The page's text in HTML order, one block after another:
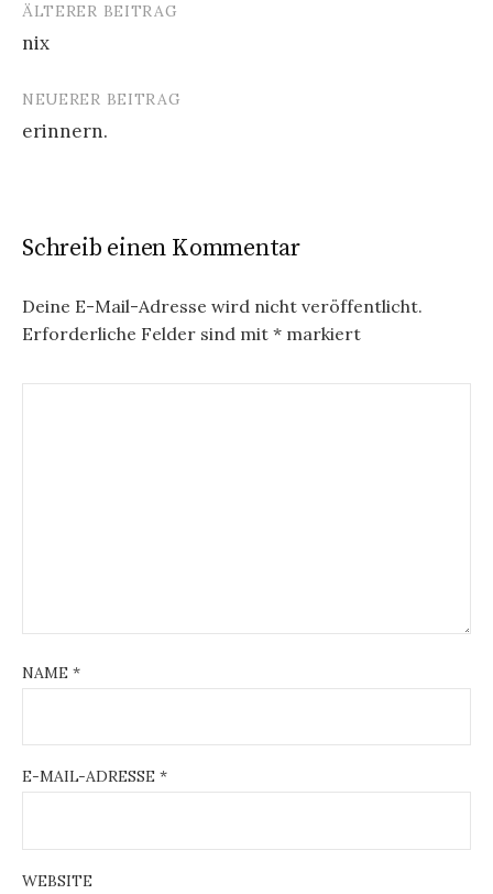
Beitrags-
Navigation
ÄLTERER BEITRAG
nix
NEUERER BEITRAG
erinnern.
Schreib einen Kommentar
Deine E-Mail-Adresse wird nicht veröffentlicht.
Erforderliche Felder sind mit * markiert
NAME *
E-MAIL-ADRESSE *
WEBSITE